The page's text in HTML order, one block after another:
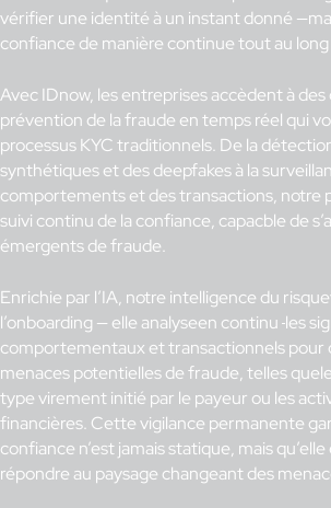
vérifier une identité à un instant donné
confiance de manière continue tout au
Avec IDnow, les entreprises accèdent à des
prévention de la fraude en temps réel qui
processus KYC traditionnels. De la
synthétiques et des deepfakes à la
comportements et des transactions, notre
suivi continu de la confiance, capacble de
émergents de fraude.
Enrichie par l’IA, notre intelligence du
l’onboarding — elle analyseen continu les
comportementaux et transactionnels pour
menaces potentielles de fraude, telles
type virement initié par le payeur ou les
financières. Cette vigilance permanente
confiance n’est jamais statique, mais
répondre au paysage changeant des